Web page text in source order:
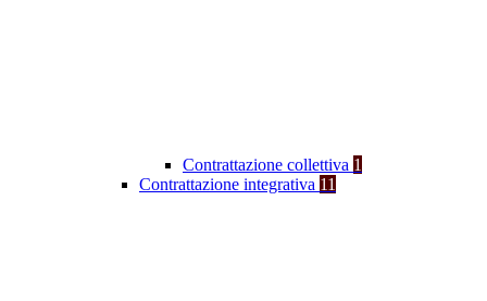
Contrattazione collettiva 1
Contrattazione integrativa 11